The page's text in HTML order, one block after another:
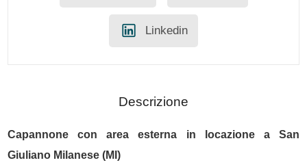
Linkedin
Descrizione
Capannone con area esterna in locazione a San
Giuliano Milanese (MI)